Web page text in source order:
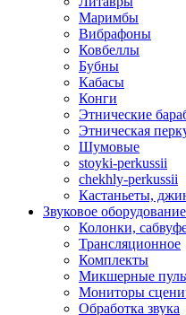
Маримбы
Вибрафоны
Ковбеллы
Бубны
Кабасы
Конги
Этнические
Этническая
Шумовые
stoyki-perkussii
chekhly-perkussii
Кастаньеты,
Звуковое оборудование
Колонки,
Трансляционное
Комплекты
Микшерные
Мониторы
Обработка звука